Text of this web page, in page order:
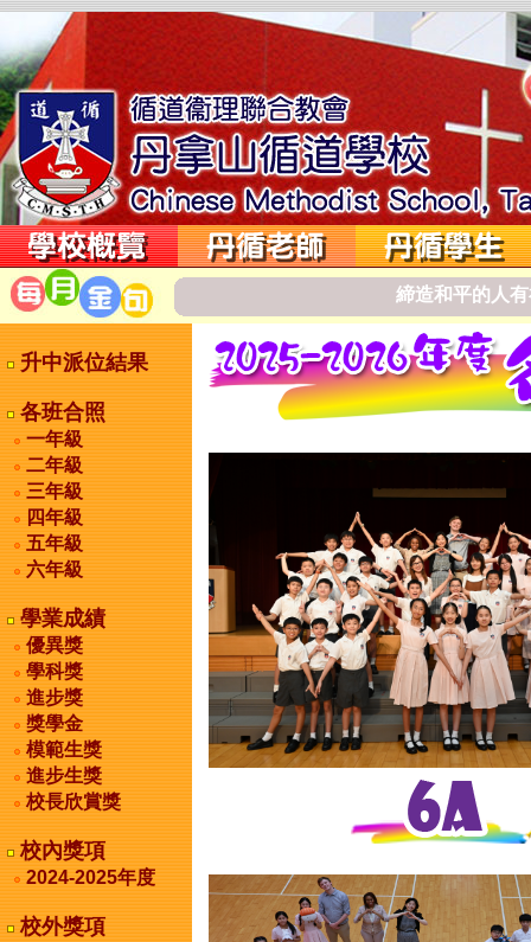
締造和平的 人有
升中派位結果
各班合照
一年級
二年級
三年級
四年級
五年級
六年級
學業成績
優異獎
學科獎
進步獎
獎學金
模範生獎
進步生獎
校長欣賞獎
校內獎項
2024-2025年度
校外獎項